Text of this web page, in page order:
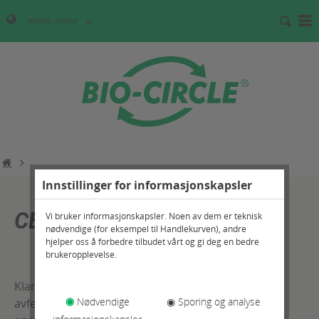
NORGE - NORSK
CB 100
Klar til bruk, Nature Boost rengjørings- og
avfettingsmidler med naturlige fettoppløsende
Innstillinger for informasjonskapsler
Vi bruker informasjonskapsler. Noen av dem er teknisk
nødvendige (for eksempel til Handlekurven), andre
hjelper oss å forbedre tilbudet vårt og gi deg en bedre
brukeropplevelse.
◉Nødvendige
◉ Sporing og analyse